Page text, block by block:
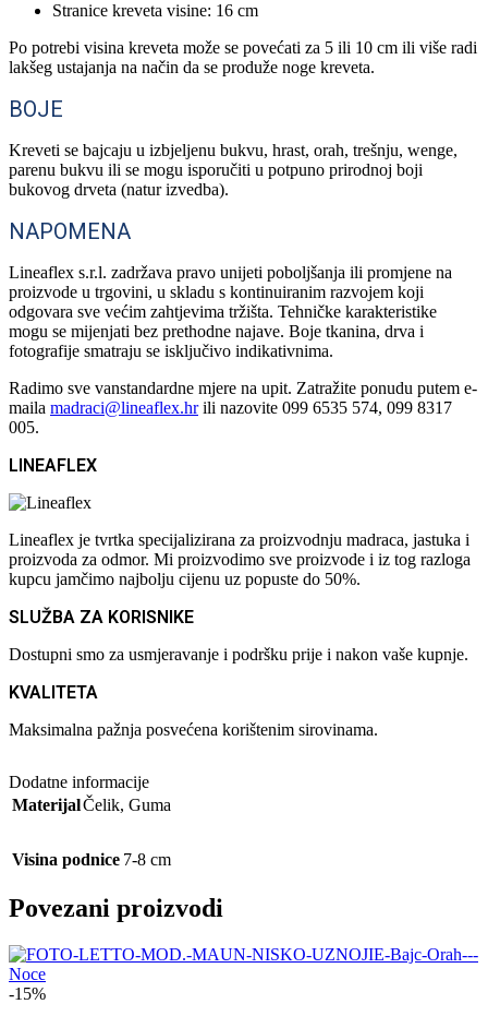
Stranice kreveta visine: 16 cm
Po potrebi visina kreveta može se povećati za 5 ili 10 cm ili više radi
lakšeg ustajanja na način da se produže noge kreveta.
BOJE
Kreveti se bajcaju u izbjeljenu bukvu, hrast, orah, trešnju, wenge,
parenu bukvu ili se mogu isporučiti u potpuno prirodnoj boji
bukovog drveta (natur izvedba).
NAPOMENA
Lineaflex s.r.l. zadržava pravo unijeti poboljšanja ili promjene na
proizvode u trgovini, u skladu s kontinuiranim razvojem koji
odgovara sve većim zahtjevima tržišta. Tehničke karakteristike
mogu se mijenjati bez prethodne najave. Boje tkanina, drva i
fotografije smatraju se isključivo indikativnima.
Radimo sve vanstandardne mjere na upit. Zatražite ponudu putem e-
maila madraci@lineaflex.hrili nazovite 099 6535 574, 099 8317
005.
LINEAFLEX
Lineaflex je tvrtka specijalizirana za proizvodnju madraca, jastuka i
proizvoda za odmor. Mi proizvodimo sve proizvode i iz tog razloga
kupcu jamčimo najbolju cijenu uz popuste do 50%.
SLUŽBA ZA KORISNIKE
Dostupni smo za usmjeravanje i podršku prije i nakon vaše kupnje.
KVALITETA
Maksimalna pažnja posvećena korištenim sirovinama.
Dodatne informacije
MaterijalČelik, Guma
Visina podnice 7-8 cm
Povezani proizvodi
-15%